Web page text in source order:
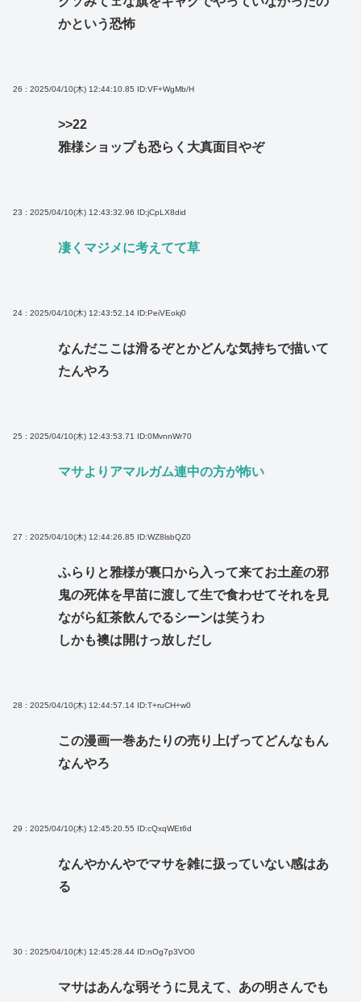
かという恐怖
26 : 2025/04/10(木) 12:44:10.85 ID:VF+WgMb/H
>>22
雅様ショップも恐らく大真面目やぞ
23 : 2025/04/10(木) 12:43:32.96 ID:jCpLX8did
凄くマジメに考えてて草
24 : 2025/04/10(木) 12:43:52.14 ID:PeiVEokj0
なんだここは滑るぞとかどんな気持ちで描いて
たんやろ
25 : 2025/04/10(木) 12:43:53.71 ID:0MvnnWr70
マサよりアマルガム連中の方が怖い
27 : 2025/04/10(木) 12:44:26.85 ID:WZ8lsbQZ0
ふらりと雅様が裏口から入って来てお土産の邪
鬼の死体を早苗に渡して生で食わせてそれを見
ながら紅茶飲んでるシーンは笑うわ
しかも襖は開けっ放しだし
28 : 2025/04/10(木) 12:44:57.14 ID:T+ruCH+w0
この漫画一巻あたりの売り上げってどんなもん
なんやろ
29 : 2025/04/10(木) 12:45:20.55 ID:cQxqWEt6d
なんやかんやでマサを雑に扱っていない感はあ
る
30 : 2025/04/10(木) 12:45:28.44 ID:nOg7p3VO0
マサはあんな弱そうに見えて、あの明さんでも